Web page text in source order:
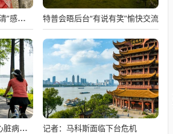
中方对印方涉台所谓“澄清”感到意外 特普会晤后台“有说有笑”愉快交流
张晋自曝国外旅行突发心脏病险丧命 记者：马科斯面临下台危机